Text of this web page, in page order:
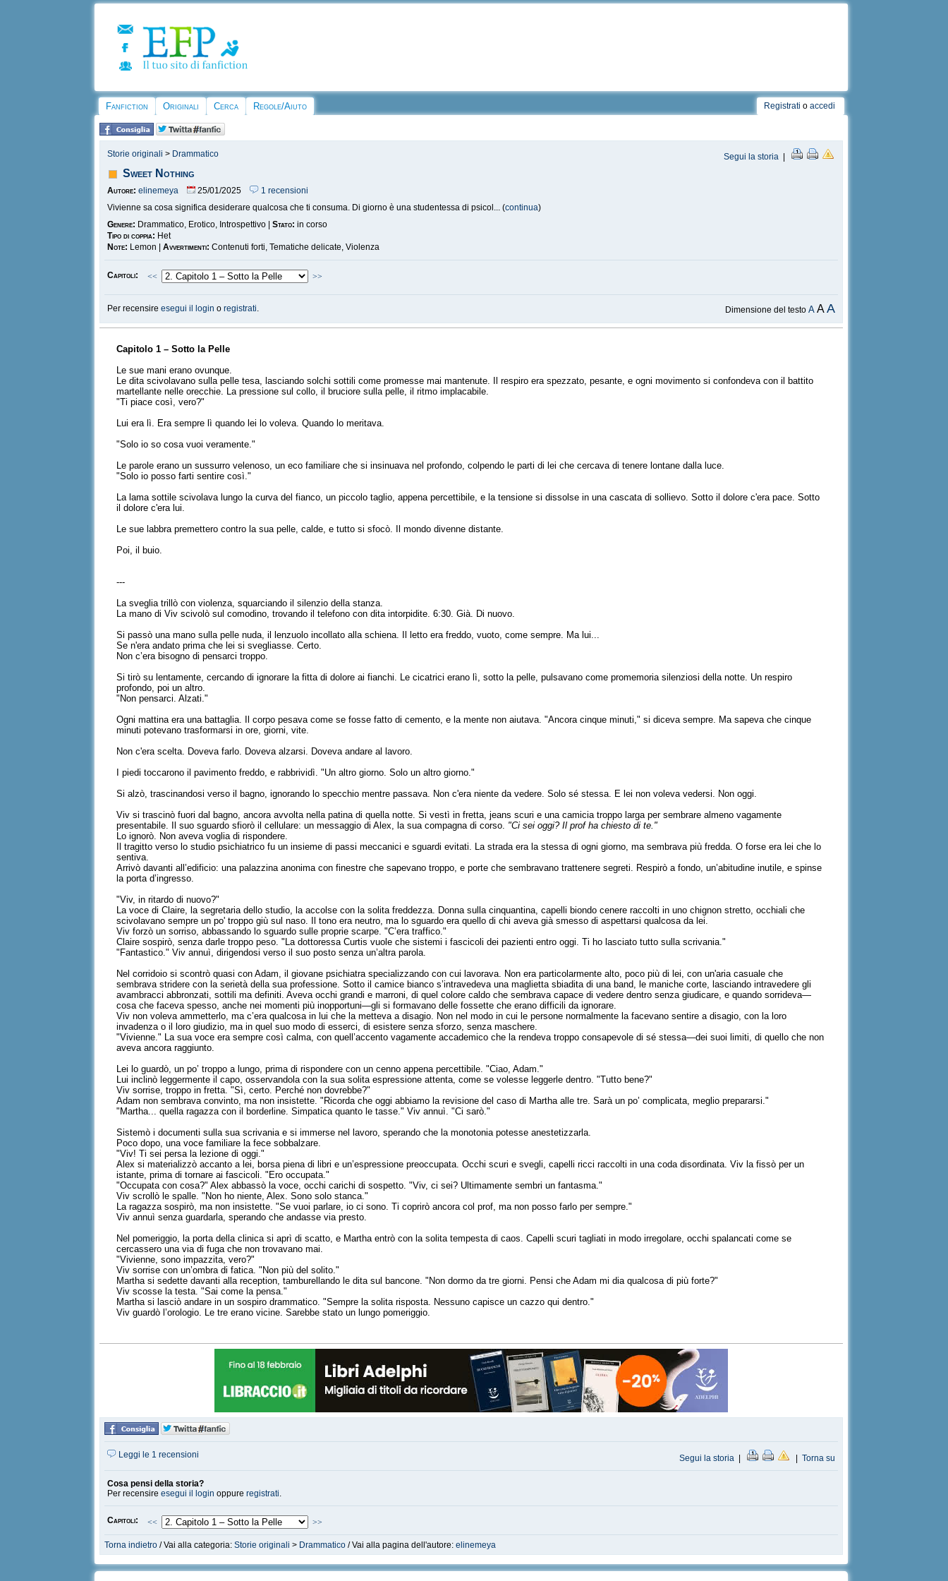
Fanfiction Originali Cerca Regole/Aiuto Registrati o accedi
Storie originali > Drammatico Segui la storia |
Sweet Nothing
Autore: elinemeya 25/01/2025
1 recensioni
Vivienne sa cosa significa desiderare qualcosa che ti consuma. Di giorno è una studentessa di psicol... (continua)
Genere: Drammatico, Erotico, Introspettivo |Stato: in corso
Tipo di coppia: Het
Note: Lemon |Avvertimenti: Contenuti forti, Tematiche delicate, Violenza
Capitoli: << >>
Per recensireesegui il login oregistrati. Dimensione del testoA AA
Capitolo 1 – Sotto la Pelle
Le sue mani erano ovunque.
Le dita scivolavano sulla pelle tesa, lasciando solchi sottili come promesse mai mantenute. Il respiro era spezzato, pesante, e ogni movimento si confondeva con il battito
martellante nelle orecchie. La pressione sul collo, il bruciore sulla pelle, il ritmo implacabile.
"Ti piace così, vero?"
Lui era lì. Era sempre lì quando lei lo voleva. Quando lo meritava.
"Solo io so cosa vuoi veramente."
Le parole erano un sussurro velenoso, un eco familiare che si insinuava nel profondo, colpendo le parti di lei che cercava di tenere lontane dalla luce.
"Solo io posso farti sentire così."
La lama sottile scivolava lungo la curva del fianco, un piccolo taglio, appena percettibile, e la tensione si dissolse in una cascata di sollievo. Sotto il dolore c'era pace. Sotto
il dolore c'era lui.
Le sue labbra premettero contro la sua pelle, calde, e tutto si sfocò. Il mondo divenne distante.
Poi, il buio.
---
La sveglia trillò con violenza, squarciando il silenzio della stanza.
La mano di Viv scivolò sul comodino, trovando il telefono con dita intorpidite. 6:30. Già. Di nuovo.
Si passò una mano sulla pelle nuda, il lenzuolo incollato alla schiena. Il letto era freddo, vuoto, come sempre. Ma lui...
Se n'era andato prima che lei si svegliasse. Certo.
Non c’era bisogno di pensarci troppo.
Si tirò su lentamente, cercando di ignorare la fitta di dolore ai fianchi. Le cicatrici erano lì, sotto la pelle, pulsavano come promemoria silenziosi della notte. Un respiro
profondo, poi un altro.
"Non pensarci. Alzati."
Ogni mattina era una battaglia. Il corpo pesava come se fosse fatto di cemento, e la mente non aiutava. "Ancora cinque minuti," si diceva sempre. Ma sapeva che cinque
minuti potevano trasformarsi in ore, giorni, vite.
Non c'era scelta. Doveva farlo. Doveva alzarsi. Doveva andare al lavoro.
I piedi toccarono il pavimento freddo, e rabbrividì. "Un altro giorno. Solo un altro giorno."
Si alzò, trascinandosi verso il bagno, ignorando lo specchio mentre passava. Non c'era niente da vedere. Solo sé stessa. E lei non voleva vedersi. Non oggi.
Viv si trascinò fuori dal bagno, ancora avvolta nella patina di quella notte. Si vestì in fretta, jeans scuri e una camicia troppo larga per sembrare almeno vagamente
presentabile. Il suo sguardo sfiorò il cellulare: un messaggio di Alex, la sua compagna di corso. "Ci sei oggi? Il prof ha chiesto di te."
Lo ignorò. Non aveva voglia di rispondere.
Il tragitto verso lo studio psichiatrico fu un insieme di passi meccanici e sguardi evitati. La strada era la stessa di ogni giorno, ma sembrava più fredda. O forse era lei che lo
sentiva.
Arrivò davanti all’edificio: una palazzina anonima con finestre che sapevano troppo, e porte che sembravano trattenere segreti. Respirò a fondo, un’abitudine inutile, e spinse
la porta d’ingresso.
"Viv, in ritardo di nuovo?"
La voce di Claire, la segretaria dello studio, la accolse con la solita freddezza. Donna sulla cinquantina, capelli biondo cenere raccolti in uno chignon stretto, occhiali che
scivolavano sempre un po' troppo giù sul naso. Il tono era neutro, ma lo sguardo era quello di chi aveva già smesso di aspettarsi qualcosa da lei.
Viv forzò un sorriso, abbassando lo sguardo sulle proprie scarpe. "C’era traffico."
Claire sospirò, senza darle troppo peso. "La dottoressa Curtis vuole che sistemi i fascicoli dei pazienti entro oggi. Ti ho lasciato tutto sulla scrivania."
"Fantastico." Viv annuì, dirigendosi verso il suo posto senza un’altra parola.
Nel corridoio si scontrò quasi con Adam, il giovane psichiatra specializzando con cui lavorava. Non era particolarmente alto, poco più di lei, con un'aria casuale che
sembrava stridere con la serietà della sua professione. Sotto il camice bianco s’intravedeva una maglietta sbiadita di una band, le maniche corte, lasciando intravedere gli
avambracci abbronzati, sottili ma definiti. Aveva occhi grandi e marroni, di quel colore caldo che sembrava capace di vedere dentro senza giudicare, e quando sorrideva—
cosa che faceva spesso, anche nei momenti più inopportuni—gli si formavano delle fossette che erano difficili da ignorare.
Viv non voleva ammetterlo, ma c’era qualcosa in lui che la metteva a disagio. Non nel modo in cui le persone normalmente la facevano sentire a disagio, con la loro
invadenza o il loro giudizio, ma in quel suo modo di esserci, di esistere senza sforzo, senza maschere.
"Vivienne." La sua voce era sempre così calma, con quell’accento vagamente accademico che la rendeva troppo consapevole di sé stessa—dei suoi limiti, di quello che non
aveva ancora raggiunto.
Lei lo guardò, un po’ troppo a lungo, prima di rispondere con un cenno appena percettibile. "Ciao, Adam."
Lui inclinò leggermente il capo, osservandola con la sua solita espressione attenta, come se volesse leggerle dentro. "Tutto bene?"
Viv sorrise, troppo in fretta. "Sì, certo. Perché non dovrebbe?"
Adam non sembrava convinto, ma non insistette. "Ricorda che oggi abbiamo la revisione del caso di Martha alle tre. Sarà un po’ complicata, meglio prepararsi."
"Martha... quella ragazza con il borderline. Simpatica quanto le tasse." Viv annuì. "Ci sarò."
Sistemò i documenti sulla sua scrivania e si immerse nel lavoro, sperando che la monotonia potesse anestetizzarla.
Poco dopo, una voce familiare la fece sobbalzare.
"Viv! Ti sei persa la lezione di oggi."
Alex si materializzò accanto a lei, borsa piena di libri e un’espressione preoccupata. Occhi scuri e svegli, capelli ricci raccolti in una coda disordinata. Viv la fissò per un
istante, prima di tornare ai fascicoli. "Ero occupata."
"Occupata con cosa?" Alex abbassò la voce, occhi carichi di sospetto. "Viv, ci sei? Ultimamente sembri un fantasma."
Viv scrollò le spalle. "Non ho niente, Alex. Sono solo stanca."
La ragazza sospirò, ma non insistette. "Se vuoi parlare, io ci sono. Ti coprirò ancora col prof, ma non posso farlo per sempre."
Viv annuì senza guardarla, sperando che andasse via presto.
Nel pomeriggio, la porta della clinica si aprì di scatto, e Martha entrò con la solita tempesta di caos. Capelli scuri tagliati in modo irregolare, occhi spalancati come se
cercassero una via di fuga che non trovavano mai.
"Vivienne, sono impazzita, vero?"
Viv sorrise con un’ombra di fatica. "Non più del solito."
Martha si sedette davanti alla reception, tamburellando le dita sul bancone. "Non dormo da tre giorni. Pensi che Adam mi dia qualcosa di più forte?"
Viv scosse la testa. "Sai come la pensa."
Martha si lasciò andare in un sospiro drammatico. "Sempre la solita risposta. Nessuno capisce un cazzo qui dentro."
Viv guardò l’orologio. Le tre erano vicine. Sarebbe stato un lungo pomeriggio.
Leggi le 1 recensioni Segui la storia | |Torna su
Cosa pensi della storia?
Per recensireesegui il login oppureregistrati.
Capitoli: << >>
Torna indietro / Vai alla categoria:Storie originali > Drammatico / Vai alla pagina dell'autore:elinemeya